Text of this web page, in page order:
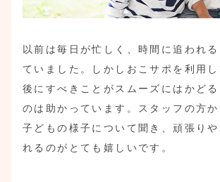
以前は毎日が忙しく、時間に追われ
ていました。しかしおこサポを利用
後にすべきことがスムーズにはかど
のは助かっています。スタッフの方
子どもの様子について聞き、頑張り
れるのがとても嬉しいです。